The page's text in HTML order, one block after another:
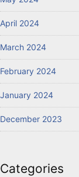
April 2024
March 2024
February 2024
January 2024
December 2023
Categories